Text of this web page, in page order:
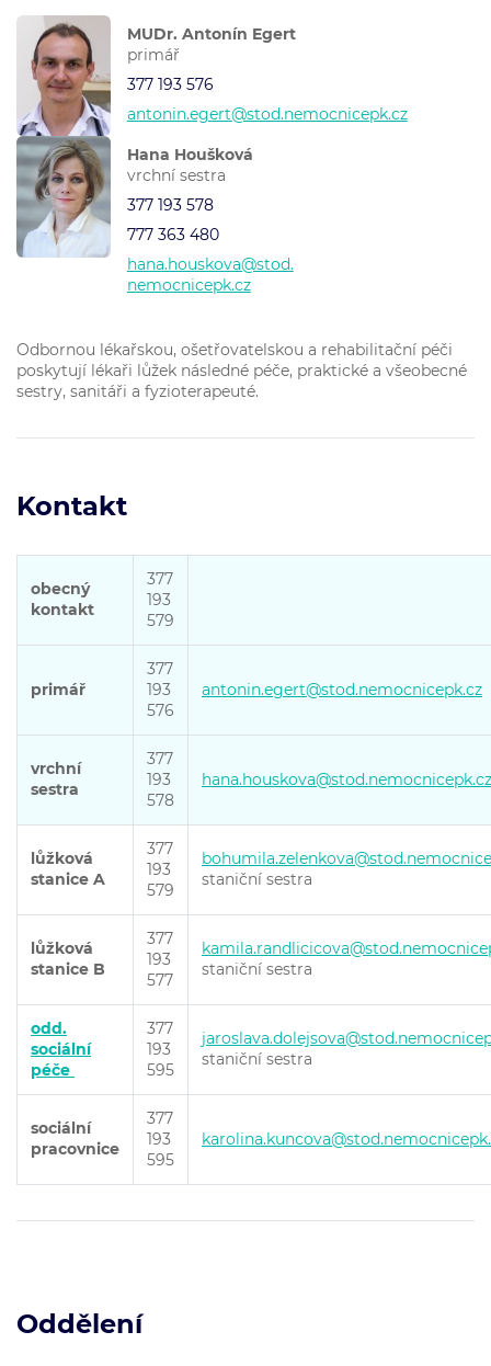
MUDr. Antonín Egert
primář
377 193 576
antonin.egert@stod.nemocnicepk.cz
Hana Houšková
vrchní sestra
377 193 578
777 363 480
hana.houskova@stod.
nemocnicepk.cz
Odbornou lékařskou, ošetřovatelskou a rehabilitační péči
poskytují lékaři lůžek následné péče, praktické a všeobecné
sestry, sanitáři a fyzioterapeuté.
Kontakt
obecný
kontakt
377
193
579
primář
377
193
576
antonin.egert@stod.nemocnicepk.cz
vrchní
sestra
377
193
578
lůžková
stanice A
377
193
579
staniční sestra
lůžková
stanice B
377
193
577
staniční sestra
odd.
sociální
péče
377
193
595
staniční sestra
sociální
pracovnice
377
193
595
Oddělení